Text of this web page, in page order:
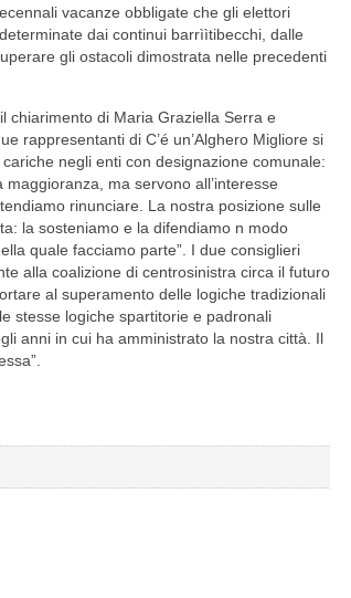
vacanze obbligate che gli elettori
dai continui barrììtibecchi, dalle
gli ostacoli dimostrata nelle precedenti
chiarimento di Maria Graziella Serra e
rappresentanti di C’é un’Alghero Migliore si
negli enti con designazione comunale:
ma servono all’interesse
rinunciare. La nostra posizione sulle
la sosteniamo e la difendiamo n modo
quale facciamo parte”. I due consiglieri
alla coalizione di centrosinistra circa il futuro
al superamento delle logiche tradizionali
stesse logiche spartitorie e padronali
anni in cui ha amministrato la nostra città. Il